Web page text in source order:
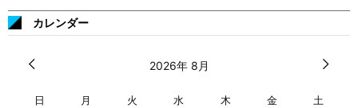
カレンダー
2026年 8月
日 月 火 水 木 金 土